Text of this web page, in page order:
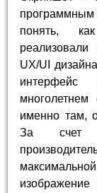
программным
понять,
UX/UI
интерфейс
именно там,
За счет